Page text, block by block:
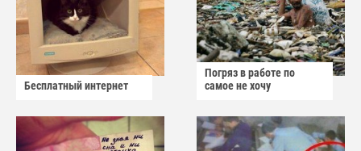
Бесплатный интернет
Погряз в работе по
самое не хочу